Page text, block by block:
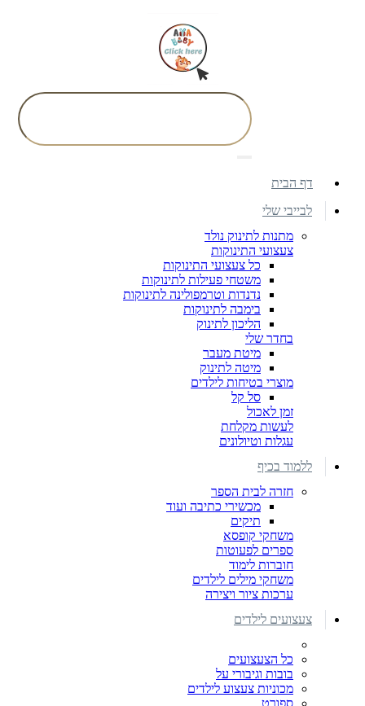
דף הבית
לבייבי שלי
מתנות לתינוק נולד
צעצועי התינוקות
כל צעצועי התינוקות
משטחי פעילות לתינוקות
נדנדות וטרמפולינה לתינוקות
בימבה לתינוקות
הליכון לתינוק
בחדר שלי
מיטת מעבר
מיטה לתינוק
מוצרי בטיחות לילדים
סל קל
זמן לאכול
לעשות מקלחת
עגלות וטיולונים
ללמוד בכיף
חזרה לבית הספר
מכשירי כתיבה ועוד
תיקים
משחקי קופסא
ספרים לפעוטות
חוברות לימוד
משחקי מילים לילדים
ערכות ציור ויצירה
צעצועים לילדים
כל הצעצועים
בובות וגיבורי על
מכוניות צעצוע לילדים
ספורט